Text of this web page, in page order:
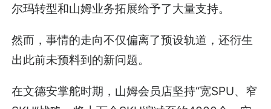
尔玛转型和山姆业务拓展给予了大量支持。
然而，事情的走向不仅偏离了预设轨道，还衍生
出此前未预料到的新问题。
在文德安掌舵时期，山姆会员店坚持“宽SPU、窄